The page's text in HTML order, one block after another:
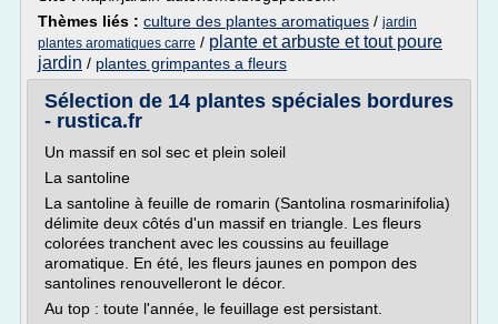
Thèmes liés : culture des plantes aromatiques / jardin
plantes aromatiques carre / plante et arbuste et tout poure
jardin / plantes grimpantes a fleurs
Sélection de 14 plantes spéciales bordures
- rustica.fr
Un massif en sol sec et plein soleil
La santoline
La santoline à feuille de romarin (Santolina rosmarinifolia)
délimite deux côtés d'un massif en triangle. Les fleurs
colorées tranchent avec les coussins au feuillage
aromatique. En été, les fleurs jaunes en pompon des
santolines renouvelleront le décor.
Au top : toute l'année, le feuillage est persistant.